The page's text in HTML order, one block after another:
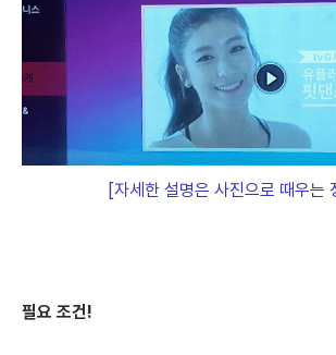
[자세한 설명은 사진으로 때우는
필요 조건!